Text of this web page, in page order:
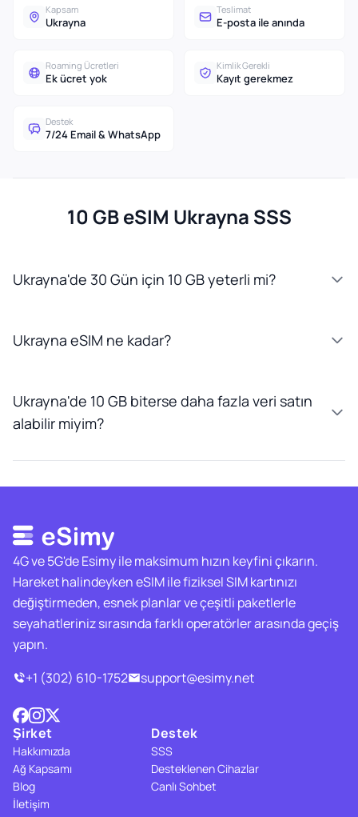
Kapsam
Ukrayna
Teslimat
E-posta ile anında
Roaming Ücretleri
Ek ücret yok
Kimlik Gerekli
Kayıt gerekmez
Destek
7/24 Email & WhatsApp
10 GB eSIM Ukrayna SSS
Ukrayna'de 30 Gün için 10 GB yeterli mi?
Ukrayna eSIM ne kadar?
Ukrayna'de 10 GB biterse daha fazla veri satın
alabilir miyim?
4G ve 5G'de Esimy ile maksimum hızın keyfini çıkarın.
Hareket halindeyken eSIM ile fiziksel SIM kartınızı
değiştirmeden, esnek planlar ve çeşitli paketlerle
seyahatleriniz sırasında farklı operatörler arasında geçiş
yapın.
+1 (302) 610-1752
support@esimy.net
Şirket
Hakkımızda
Ağ Kapsamı
Blog
İletişim
Destek
SSS
Desteklenen Cihazlar
Canlı Sohbet